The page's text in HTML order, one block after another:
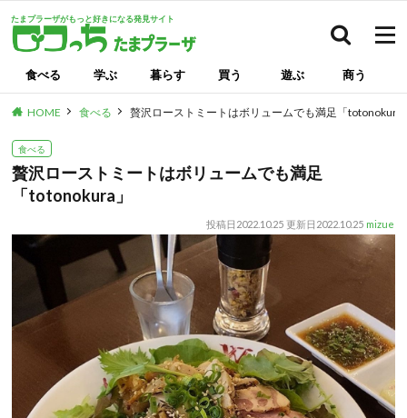
たまプラーザがもっと好きになる発見サイト
食べる 学ぶ 暮らす 買う 遊ぶ 商う
HOME 食べる 贅沢ローストミートはボリュームでも満足「totonokura
食べる
贅沢ローストミートはボリュームでも満足
「totonokura」
投稿日 2022.10.25 更新日 2022.10.25 mizue